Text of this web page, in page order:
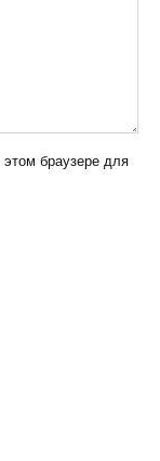
браузере для